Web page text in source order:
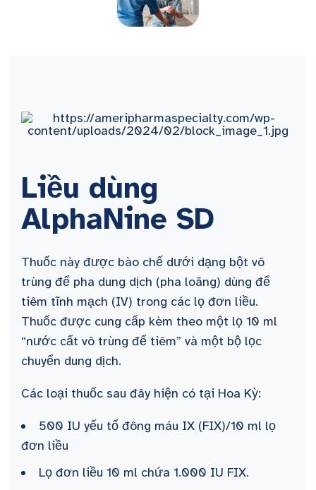
Liều dùng
AlphaNine SD
Thuốc này được bào chế dưới dạng bột vô
trùng để pha dung dịch (pha loãng) dùng để
tiêm tĩnh mạch (IV) trong các lọ đơn liều.
Thuốc được cung cấp kèm theo một lọ 10 ml
“nước cất vô trùng để tiêm” và một bộ lọc
chuyển dung dịch.
Các loại thuốc sau đây hiện có tại Hoa Kỳ:
500 IU yếu tố đông máu IX (FIX)/10 ml lọ
đơn liều
Lọ đơn liều 10 ml chứa 1.000 IU FIX.